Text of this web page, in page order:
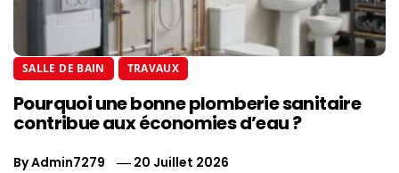
SALLE DE BAIN TRAVAUX
Pourquoi une bonne plomberie sanitaire
contribue aux économies d’eau ?
ByAdmin7279 20 Juillet 2026